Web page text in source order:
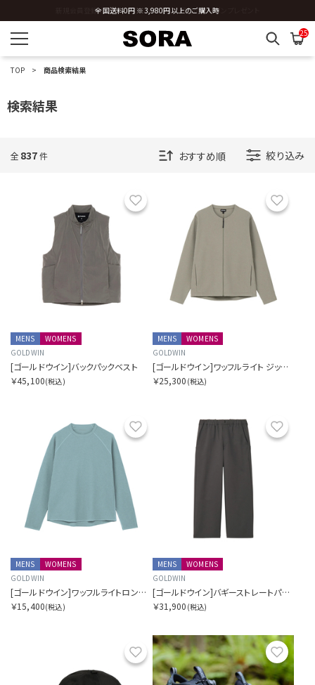
全国送料0円 ※3,980円以上のご購入時
25
TOP 商品検索結果
検索結果
全 837件 絞り込み
お気に入り
MENS
WOMENS
GOLDWIN
[ゴールドウイン]バックパックベスト
￥45,100(税込)
MENS
WOMENS
GOLDWIN
[ゴールドウイン]ワッフルライト ジップ カーディガン
￥25,300 (税込)
お気に入り
MENS
WOMENS
GOLDWIN
[ゴールドウイン]ワッフルライトロングスリーブティーシャツ
￥15,400(税込)
MENS
WOMENS
GOLDWIN
[ゴールドウイン]バギーストレートパンツ
￥31,900 (税込)
お気に入り お気